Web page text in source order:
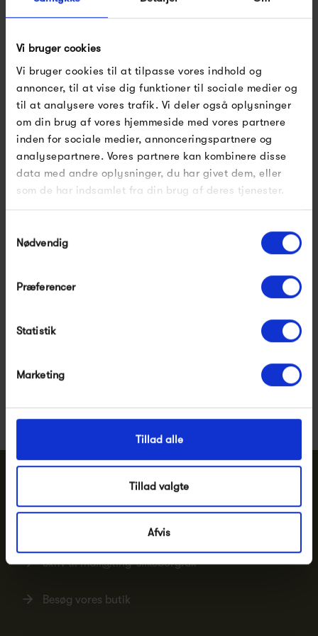
Vi bruger cookies
Vi bruger cookies til at tilpasse vores indhold og
annoncer, til at vise dig funktioner til sociale medier og
til at analysere vores trafik. Vi deler også oplysninger
om din brug af vores hjemmeside med vores partnere
inden for sociale medier, annonceringspartnere og
analysepartnere. Vores partnere kan kombinere disse
data med andre oplysninger, du har givet dem, eller
som de har indsamlet fra din brug af deres tjenester.
Nødvendig
Præferencer
Statistik
Marketing
Tillad alle
Tillad valgte
Afvis
1 255,00 kr 2 185,00 kr
Pssst.. Følg med på Instagramog
Har du brug for hjælp eller vejledning?
Skriv tilmail@ting-silkeborg.dk
Besøg vores butik